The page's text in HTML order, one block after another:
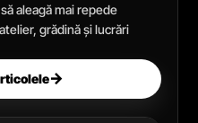
aleagă mai repede
grădină și lucrări
→